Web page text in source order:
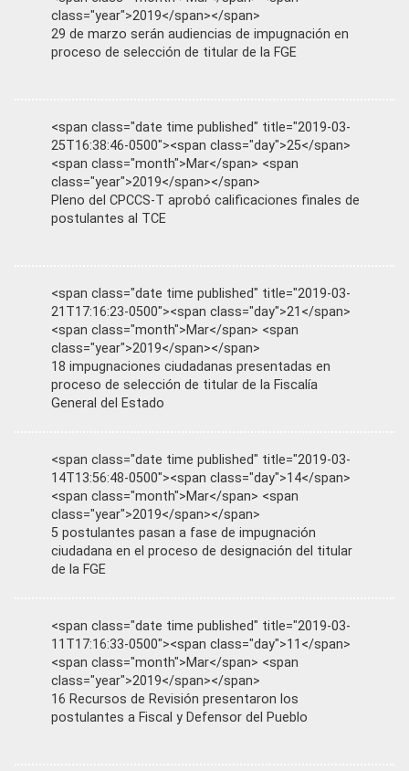
class="year">2019</span></span>
29 de marzo serán audiencias de impugnación en
proceso de selección de titular de la FGE
<span class="date time published" title="2019-03-
25T16:38:46-0500"><span class="day">25</span>
<span class="month">Mar</span> <span
class="year">2019</span></span>
Pleno del CPCCS-T aprobó calificaciones finales de
postulantes al TCE
<span class="date time published" title="2019-03-
21T17:16:23-0500"><span class="day">21</span>
<span class="month">Mar</span> <span
class="year">2019</span></span>
18 impugnaciones ciudadanas presentadas en
proceso de selección de titular de la Fiscalía
General del Estado
<span class="date time published" title="2019-03-
14T13:56:48-0500"><span class="day">14</span>
<span class="month">Mar</span> <span
class="year">2019</span></span>
5 postulantes pasan a fase de impugnación
ciudadana en el proceso de designación del titular
de la FGE
<span class="date time published" title="2019-03-
11T17:16:33-0500"><span class="day">11</span>
<span class="month">Mar</span> <span
class="year">2019</span></span>
16 Recursos de Revisión presentaron los
postulantes a Fiscal y Defensor del Pueblo